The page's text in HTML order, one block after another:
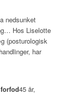
nedsunket
Hos Liselotte
(posturologisk
har
45 år,